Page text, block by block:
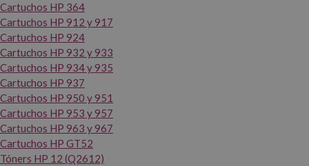
Cartuchos HP 364
Cartuchos HP 912 y 917
Cartuchos HP 924
Cartuchos HP 932 y 933
Cartuchos HP 934 y 935
Cartuchos HP 937
Cartuchos HP 950 y 951
Cartuchos HP 953 y 957
Cartuchos HP 963 y 967
Cartuchos HP GT52
Tóners HP 12 (Q2612)